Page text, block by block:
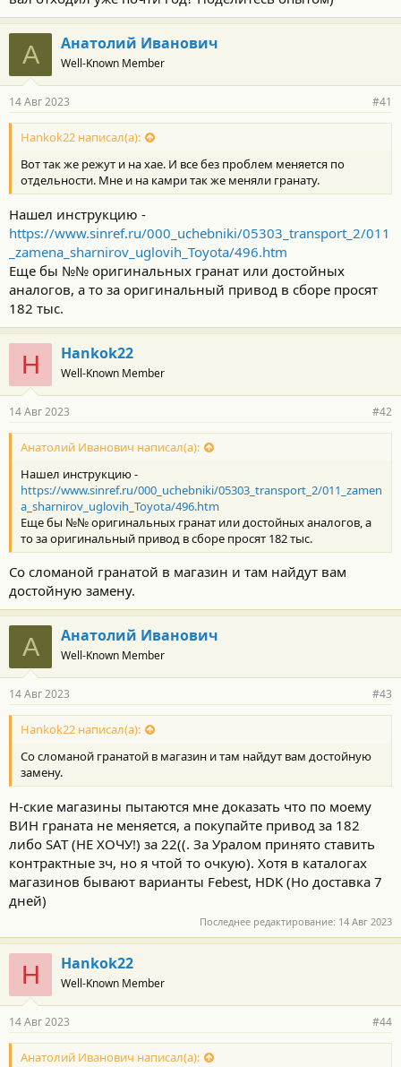
А Анатолий Иванович
Well-Known Member
14 Авг 2023 #41
Hankok22 написал(а):
Вот так же режут и на хае. И все без проблем меняется по
отдельности. Мне и на камри так же меняли гранату.
Нашел инструкцию -
https://www.sinref.ru/000_uchebniki/05303_transport_2/011
_zamena_sharnirov_uglovih_Toyota/496.htm
Еще бы №№ оригинальных гранат или достойных
аналогов, а то за оригинальный привод в сборе просят
182 тыс.
H Hankok22
Well-Known Member
14 Авг 2023 #42
Анатолий Иванович написал(а):
Нашел инструкцию -
https://www.sinref.ru/000_uchebniki/05303_transport_2/011_zamen
a_sharnirov_uglovih_Toyota/496.htm
Еще бы №№ оригинальных гранат или достойных аналогов, а
то за оригинальный привод в сборе просят 182 тыс.
Со сломаной гранатой в магазин и там найдут вам
достойную замену.
А Анатолий Иванович
Well-Known Member
14 Авг 2023 #43
Hankok22 написал(а):
Со сломаной гранатой в магазин и там найдут вам достойную
замену.
Н-ские магазины пытаются мне доказать что по моему
ВИН граната не меняется, а покупайте привод за 182
либо SAT (НЕ ХОЧУ!) за 22((. За Уралом принято ставить
контрактные зч, но я чтой то очкую). Хотя в каталогах
магазинов бывают варианты Febest, HDK (Но доставка 7
дней)
Последнее редактирование: 14 Авг 2023
H Hankok22
Well-Known Member
14 Авг 2023 #44
Анатолий Иванович написал(а):